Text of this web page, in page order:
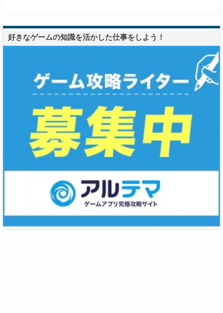
好きなゲームの知識を活かした仕事をしよう！